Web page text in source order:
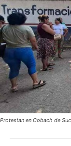
Protestan en Cobach de